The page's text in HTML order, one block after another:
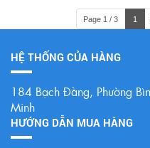
Page 1 / 3 1
HỆ THỐNG CỦA HÀNG
184 Bạch Đằng, Phường
Minh
HƯỚNG DẪN MUA HÀNG